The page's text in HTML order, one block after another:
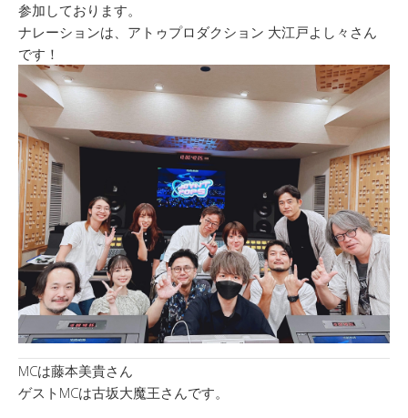
参加しております。
ナレーションは、アトゥプロダクション 大江戸よし々さん
です！
MCは藤本美貴さん
ゲストMCは古坂大魔王さんです。